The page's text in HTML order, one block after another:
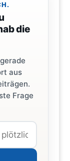
die
aus
Frage